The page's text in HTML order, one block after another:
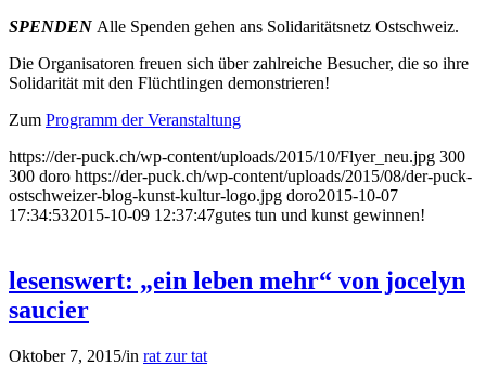
SPENDEN Alle Spenden gehen ans Solidaritätsnetz Ostschweiz.
Die Organisatoren freuen sich über zahlreiche Besucher, die so ihre
Solidarität mit den Flüchtlingen demonstrieren!
Zum Programm der Veranstaltung
https://der-puck.ch/wp-content/uploads/2015/10/Flyer_neu.jpg 300
300 doro https://der-puck.ch/wp-content/uploads/2015/08/der-puck-
ostschweizer-blog-kunst-kultur-logo.jpg doro2015-10-07
17:34:532015-10-09 12:37:47gutes tun und kunst gewinnen!
lesenswert: „ein leben mehr“ von jocelyn
saucier
Oktober 7, 2015/in rat zur tat